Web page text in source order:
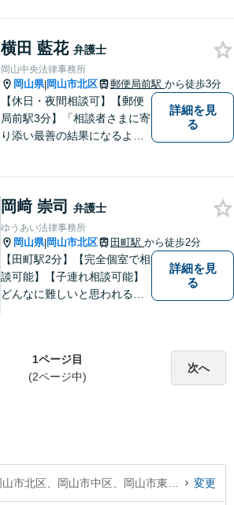
横田 藍花 弁護士
岡山中央法律事務所
岡山県|岡山市北区 郵便局前駅 から徒歩3分
【休日・夜間相談可】【郵便
局前駅3分】「相談者さまに寄
り添い最善の結果になるよう
よる不当な取り調べや身体拘
束から、依頼者さまの利益を
守ります【完全個室相談】
詳細を見
る
岡﨑 崇司 弁護士
ゆうあい法律事務所
岡山県|岡山市北区 田町駅 から徒歩2分
【田町駅2分】【完全個室で相
談可能】【子連れ相談可能】
どんなに難しいと思われる案
ている皆さまの現状を良い方
向に変化させることができる
詳細を見
る
1ページ目
(2ページ中)
次へ
変更